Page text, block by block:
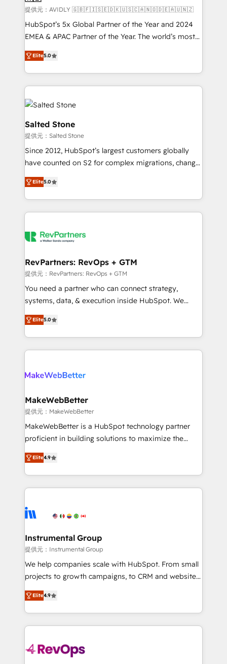
提供元：AVIDLY 🇬🇧🇫🇮🇸🇪🇩🇰🇺🇸🇨🇦🇳🇴🇩🇪🇦🇺🇳🇿
HubSpot’s 5x Global Partner of the Year and 2024
EMEA & APAC Partner of the Year. The world’s most
experienced and fully accredited HubSpot Solutions
Partner. 🚀 With 2,750+ HubSpot projects delivered
and 370+ specialists across EMEA, APAC and NAM,
we de-risk complex CRM programmes and
accelerate ROI across every HubSpot Hub. 🧭 From
multi-region migrations to AI-powered automation,
we turn complexity into clarity, human at global
scale. 🏆 HubSpot’s CEO called us “the partner of the
future.” Others agree it is proof of trust built through
measurable impact.
Elite5.0
Salted Stone
提供元：Salted Stone
Since 2012, HubSpot’s largest customers globally
have counted on S2 for complex migrations, change
management, systems integration, and creative
solutions that deliver measurable impact and
transform brand experiences As one of the few full-
service creative agencies in the HubSpot
winning design to build scalable, globally
marketing campaigns, & RevOps frameworks that
fuel long-term success We connect the entire
customer lifecycle through seamless integrations,
ensure long-term adoption with change-
and service to drive sustainable growth With 6 key
HubSpot accreditations and experience across
Elite5.0
RevPartners: RevOps + GTM
提供元：RevPartners: RevOps + GTM
You need a partner who can connect strategy,
systems, data, & execution inside HubSpot. We
bridge the gap where most agencies fall short by
combining GTM strategy with technical execution to
solve the right problem with the right solution. As the
only firm in the world to hold Elite Partner
clients gain a unique advantage in CRM architecture,
market execution. Why B2B Businesses Choose RP: -
Secure: Soc2 compliant 🛡️ - Pricing: Implementations
starting at $1,5k 💵 - Speed: Launch in 14 days ⚡ -
Global: 75+ RPers across five continents 🌐 - Scale:
HubSpot Partner 🪴 - Sales Hub: More
implementations than any other Partner 💻 -
agency for an Ops problem. Don't hire a technical
agency for a growth problem. Hire a partner built to
Elite5.0
MakeWebBetter
提供元：MakeWebBetter
MakeWebBetter is a HubSpot technology partner
proficient in building solutions to maximize the
operational efficiency of HubSpot. The fastest-
growing tech-enabler & facilitator, MakeWebBetter,
hands you the blend of HubSpot expertise &
eminent solutions & integrations. Trust us to
Elite Partners with 10+ years of HubSpot experience
Premier Partner 2023 🌟5 HubSpot Accreditations 🌟
Won HubSpot Theme Challenge 2021 🌟INBOUND’19
HubSpot Rising Star Why us? Harnessing the full
potential of the powerful HubSpot CRM. ✔️A team of
HubSpot experience ✔️Flexible pricing models —
Hourly-fee (assigned one Dedicated HubSpot
requirement). ✔️Helped over 25,000+ customers so
far with our HubSpot solutions. ✔️Bespoke apps &
Elite4.9
Instrumental Group
提供元：Instrumental Group
We help companies scale with HubSpot. From small
projects to growth campaigns, to CRM and websites.
Hire an agency that's experienced in every inch of
HubSpot and willing to work hand-in-hand with your
team to simplify the complex and build a better
experience for your team and customers.
Elite4.9